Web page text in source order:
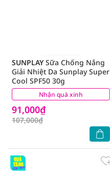
Nhận quà xinh
SUNPLAYSữa Chống Nắng
Giải Nhiệt Da Sunplay Super
Cool SPF50 30g
91,000₫
107,000₫
(2)